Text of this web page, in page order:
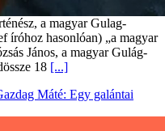
a magyar Gulag-
íróhoz hasonlóan) „a magyar
János, a magyar Gulág-
18 [...]
Máté: Egy galántai